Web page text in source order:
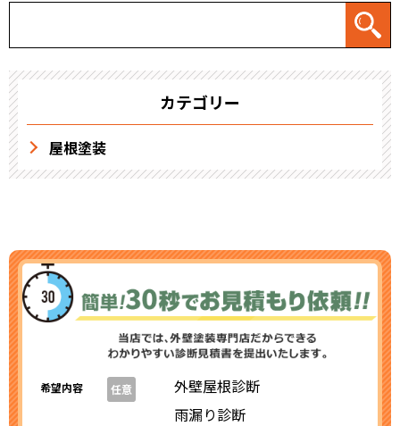
カテゴリー
屋根塗装
希望内容 任意
外壁屋根診断
雨漏り診断